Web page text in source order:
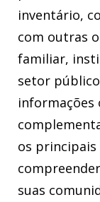
inventário,
com outras
familiar,
setor
informações
os
suas